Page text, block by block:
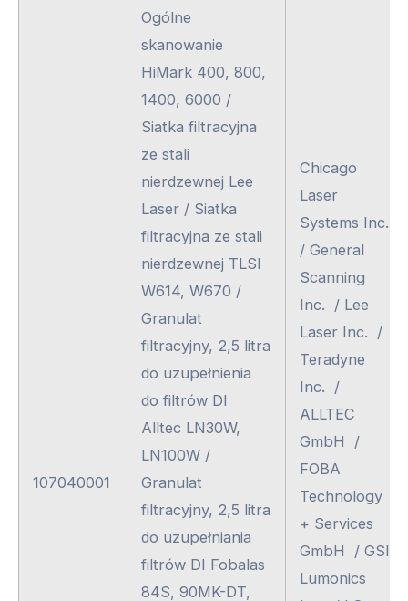
107040001
Ogólne
skanowanie
HiMark 400, 800,
1400, 6000 /
Siatka filtracyjna
ze stali
nierdzewnej Lee
Laser / Siatka
filtracyjna ze stali
nierdzewnej TLSI
W614, W670 /
Granulat
filtracyjny, 2,5 litra
do uzupełnienia
do filtrów DI
Alltec LN30W,
LN100W /
Granulat
filtracyjny, 2,5 litra
do uzupełniania
filtrów DI Fobalas
84S, 90MK-DT,
Chicago
Laser
Systems Inc.
/ General
Scanning
Inc. / Lee
Laser Inc. /
Teradyne
Inc. /
ALLTEC
GmbH /
FOBA
Technology
+ Services
GmbH / GSI
Lumonics